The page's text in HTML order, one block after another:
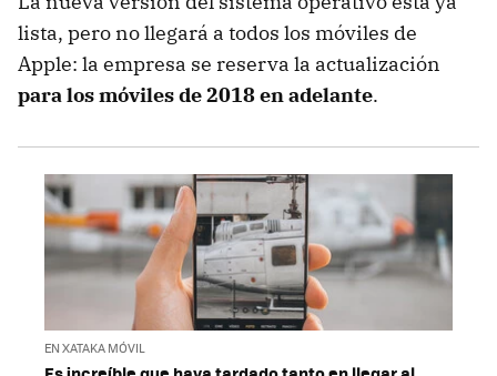
lista, pero no llegará a todos los móviles de
Apple: la empresa se reserva la actualización
para los móviles de 2018 en adelante.
EN XATAKA MÓVIL